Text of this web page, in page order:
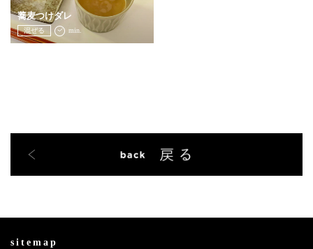
蕎麦つけダレ
混ぜる min.
sitemap